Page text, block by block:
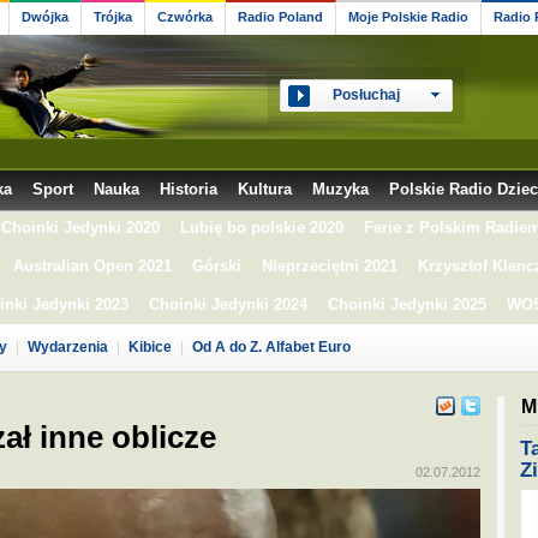
Dwójka Trójka Czwórka Radio Poland Moje Polskie Radio Radio
Posłuchaj
Sport Nauka Historia Kultura Muzyka Polskie Radio
Choinki Jedynki 2020 Lubię bo polskie 2020 Ferie z Polskim
Australian Open 2021 Górski Nieprzeciętni 2021 Krzysztof
Jedynki 2023 Choinki Jedynki 2024 Choinki Jedynki 2025
Wydarzenia Kibice Od A do Z. Alfabet Euro
inne oblicze
02.07.2012